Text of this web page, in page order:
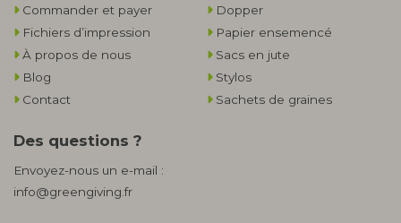
Commander et payer
Fichiers d’impression
À propos de nous
Blog
Contact
Dopper
Papier ensemencé
Sacs en jute
Stylos
Sachets de graines
Des questions ?
Envoyez-nous un e-mail :
info@greengiving.fr